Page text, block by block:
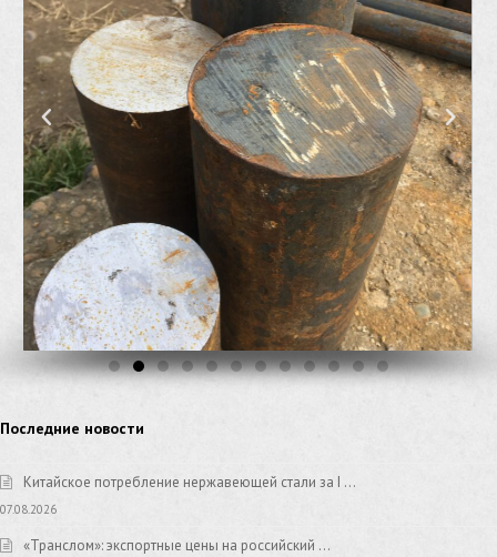
Последние новости
Китайское потребление нержавеющей стали за I …
07.08.2026
«Транслом»: экспортные цены на российский …